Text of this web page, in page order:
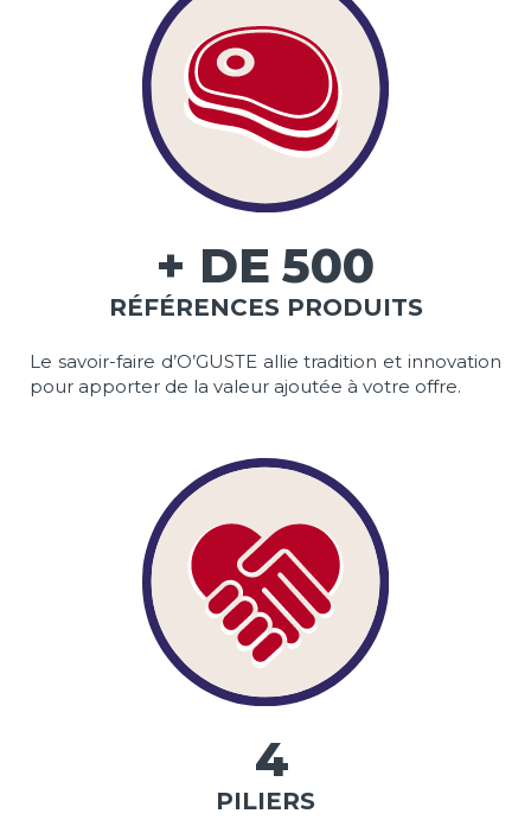
RÉFÉRENCES PRODUITS
+ DE 500
Le savoir-faire d’O’GUSTE allie tradition et innovation
pour apporter de la valeur ajoutée à votre offre.
PILIERS
4